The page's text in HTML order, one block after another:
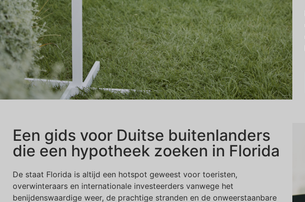
Een gids voor Duitse buitenlanders
die een hypotheek zoeken in Florida
De staat Florida is altijd een hotspot geweest voor toeristen,
overwinteraars en internationale investeerders vanwege het
benijdenswaardige weer, de prachtige stranden en de onweerstaanbare